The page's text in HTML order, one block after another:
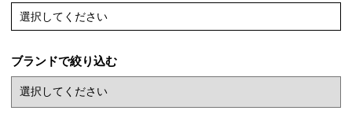
選択してください
ブランドで絞り込む